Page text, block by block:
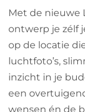
Met de nieuwe
ontwerp je zélf
op de locatie
luchtfoto’s,
inzicht in je
een
wensen én de